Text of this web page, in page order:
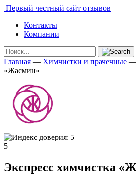
Первый честный сайт отзывов
Контакты
Компании
Главная — Химчистки и прачечные —
«Жасмин»
5
Экспресс химчистка